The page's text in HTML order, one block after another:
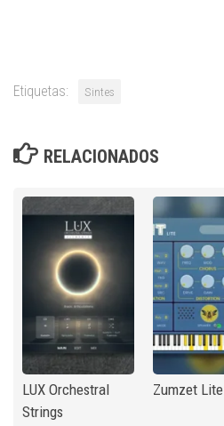
Etiquetas: Sintes
RELACIONADOS
LUX Orchestral
Strings
Zumzet Lite